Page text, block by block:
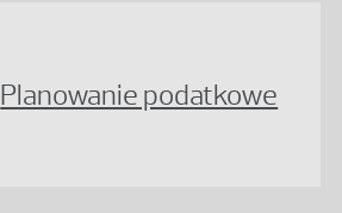
Planowanie podatkowe